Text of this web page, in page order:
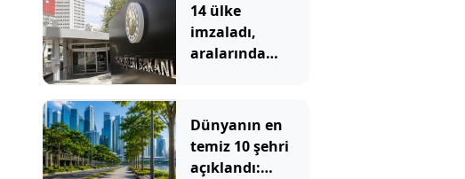
14 ülke
imzaladı,
aralarında
Dünyanın en
temiz 10 şehri
açıklandı: